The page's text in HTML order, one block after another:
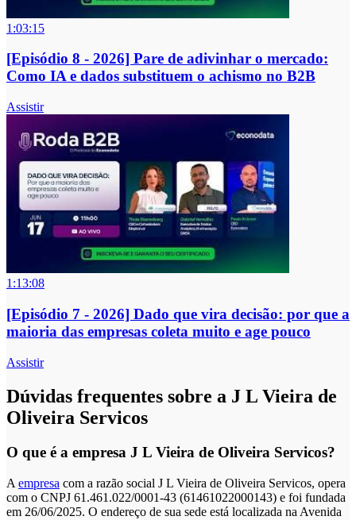
1:03:15
[Episódio 8 - 2026] Pare de adivinhar o mercado:
Como IA e dados substituem o achismo no B2B
Assistir
1:13:08
[Episódio 7 - 2026] Dado que vira decisão: por que a
maioria das empresas coleta muito e age pouco
Assistir
Dúvidas frequentes sobre a J L Vieira de
Oliveira Servicos
O que é a empresa J L Vieira de Oliveira Servicos?
A empresa com a razão social J L Vieira de Oliveira Servicos, opera
com o CNPJ 61.461.022/0001-43 (61461022000143) e foi fundada
em 26/06/2025. O endereço de sua sede está localizada na Avenida